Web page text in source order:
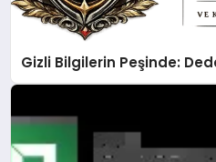
Gizli Bilgilerin Peşinde: